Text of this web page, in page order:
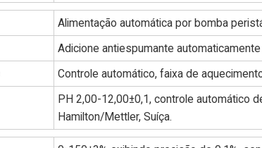
Alimentação automática por bomba
Adicione antiespumante
Controle automático, faixa de
PH 2,00-12,00±0,1, controle automático
Hamilton/Mettler, Suíça.